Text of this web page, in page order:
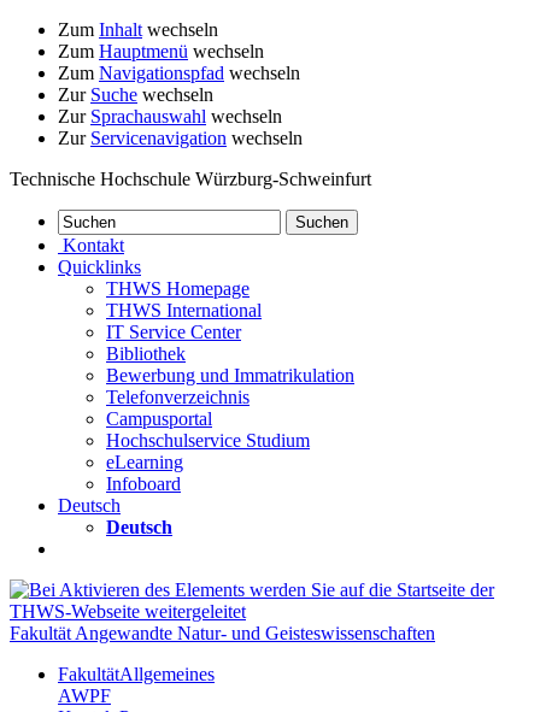
Zum Inhalt wechseln
Zum Hauptmenü wechseln
Zum Navigationspfad wechseln
Zur Suche wechseln
Zur Sprachauswahl wechseln
Zur Servicenavigation wechseln
Technische Hochschule Würzburg-Schweinfurt
Kontakt
Quicklinks
THWS Homepage
THWS International
IT Service Center
Bibliothek
Bewerbung und Immatrikulation
Telefonverzeichnis
Campusportal
Hochschulservice Studium
eLearning
Infoboard
Deutsch
Deutsch
Fakultät Angewandte Natur- und Geisteswissenschaften
FakultätAllgemeines
AWPF